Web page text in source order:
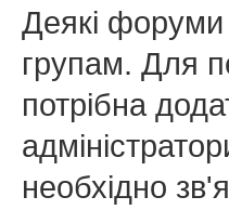
Деякі
групам. Для
потрібна
необхідно